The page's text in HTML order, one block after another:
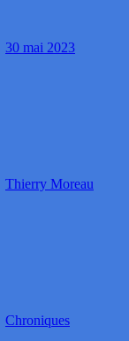
30 mai 2023
Thierry Moreau
Chroniques